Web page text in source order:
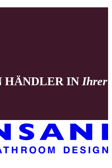
HÄNDLER IN Ihrer